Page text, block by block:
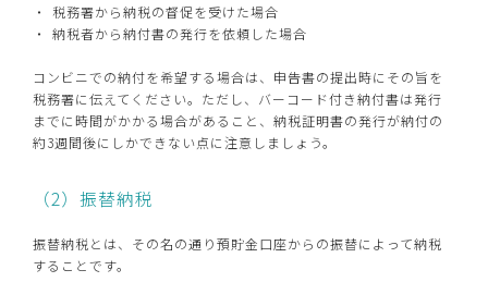
税務署から納税の督促を受けた場合
納税者から納付書の発行を依頼した場合
コンビニでの納付を希望する場合は、申告書の提出時にその旨を
税務署に伝えてください。ただし、バーコード付き納付書は発行
までに時間がかかる場合があること、納税証明書の発行が納付の
約3週間後にしかできない点に注意しましょう。
（2）振替納税
振替納税とは、その名の通り預貯金口座からの振替によって納税
することです。